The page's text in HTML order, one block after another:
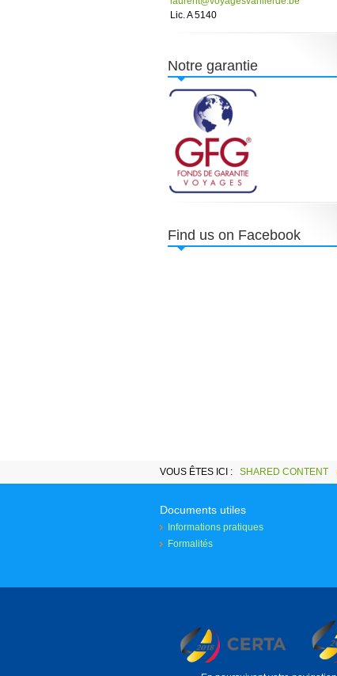
Lic. A 5140
Notre garantie
Find us on Facebook
VOUS ÊTES ICI : SHARED CONTENT
Documents utiles
Informations pratiques
Formalités